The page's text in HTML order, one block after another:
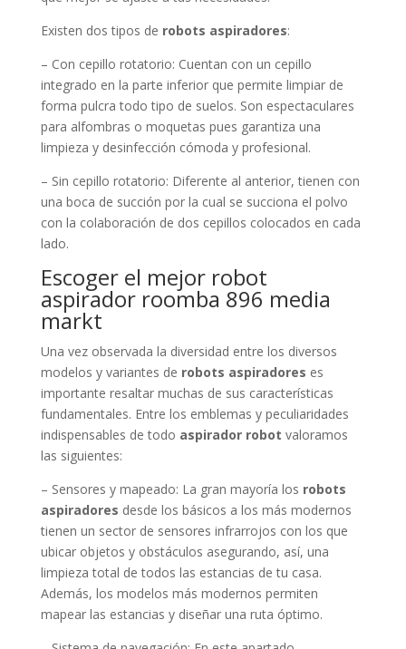
Existen dos tipos de
– Con cepillo rotatorio: Cuentan con un cepillo
integrado en la parte inferior que permite limpiar de
forma pulcra todo tipo de suelos. Son espectaculares
para alfombras o moquetas pues garantiza una
limpieza y desinfección cómoda y profesional.
– Sin cepillo rotatorio: Diferente al anterior, tienen con
una boca de succión por la cual se succiona el polvo
con la colaboración de dos cepillos colocados en cada
lado.
Escoger el mejor robot
aspirador roomba 896 media
markt
Una vez observada la diversidad entre los diversos
modelos y variantes derobots aspiradoreses
importante resaltar muchas de sus características
fundamentales. Entre los emblemas y peculiaridades
indispensables de todoaspirador robotvaloramos
las siguientes:
– Sensores y mapeado: La gran mayoría los
aspiradores desde los básicos a los más modernos
tienen un sector de sensores infrarrojos con los que
ubicar objetos y obstáculos asegurando, así, una
limpieza total de todos las estancias de tu casa.
Además, los modelos más modernos permiten
mapear las estancias y diseñar una ruta óptimo.
– Sistema de navegación: En este apartado